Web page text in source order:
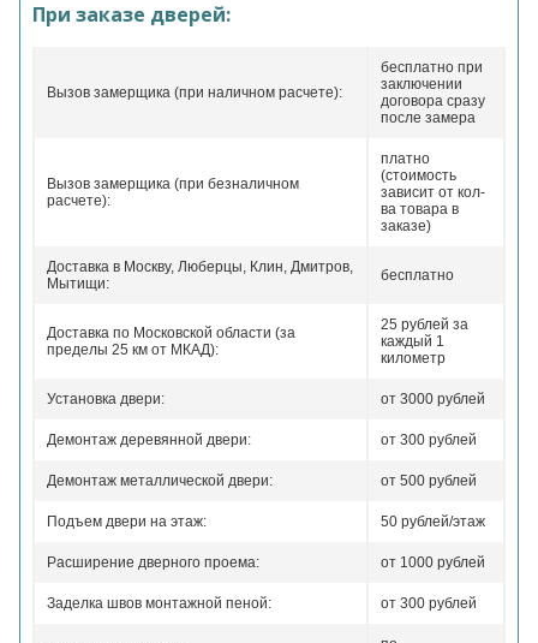
При заказе дверей:
Вызов замерщика (при наличном расчете):
бесплатно при
заключении
договора сразу
после замера
Вызов замерщика (при безналичном
расчете):
платно
(стоимость
зависит от кол-
ва товара в
заказе)
Доставка в Москву, Люберцы, Клин, Дмитров,
Мытищи:
бесплатно
Доставка по Московской области (за
пределы 25 км от МКАД):
25 рублей за
каждый 1
километр
Установка двери: от 3000 рублей
Демонтаж деревянной двери: от 300 рублей
Демонтаж металлической двери: от 500 рублей
Подъем двери на этаж: 50 рублей/этаж
Расширение дверного проема: от 1000 рублей
Заделка швов монтажной пеной: от 300 рублей